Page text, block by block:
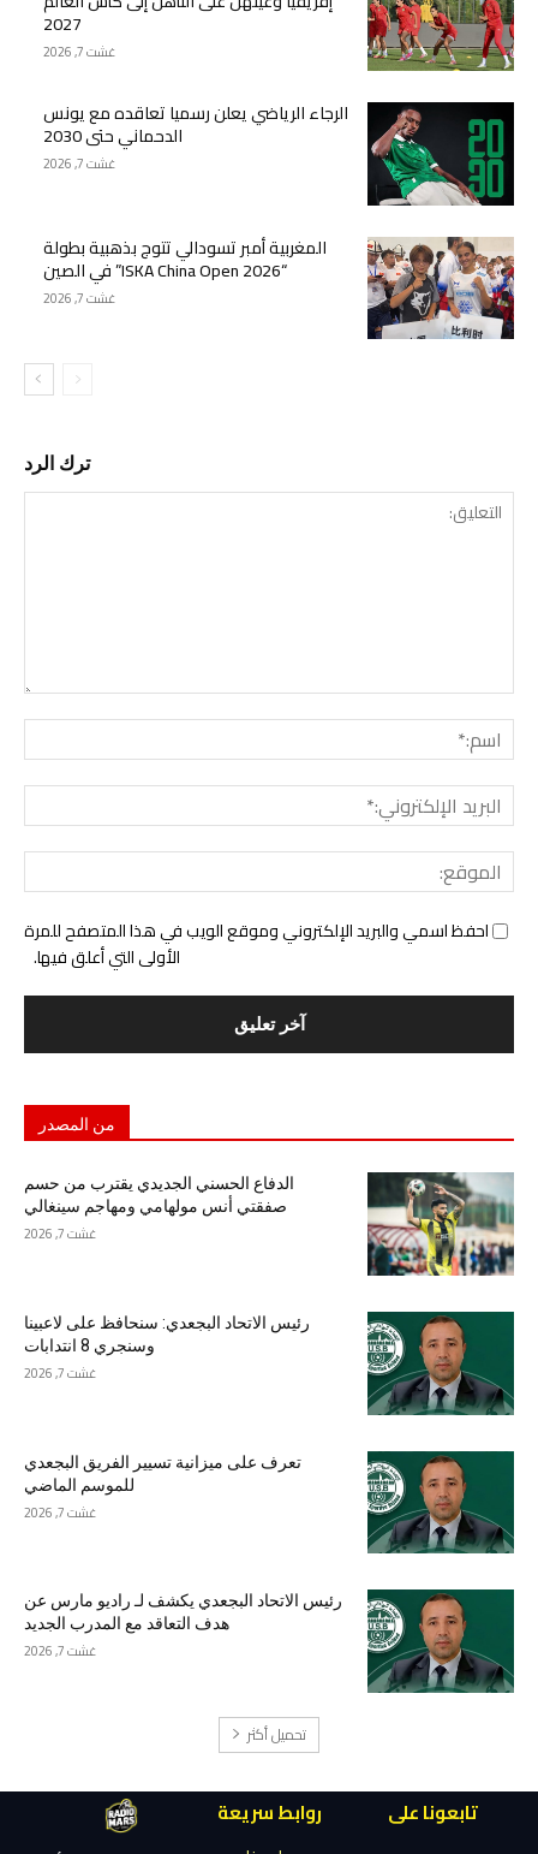
2027
غشت 7, 2026
الرجاء الرياضي يعلن رسميا تعاقده مع يونس
الدحماني حتى 2030
غشت 7, 2026
المغربية أمبر تسودالي تتوج بذهبية بطولة
“ISKA China Open 2026” في الصين
غشت 7, 2026
ترك الرد
احفظ اسمي والبريد الإلكتروني وموقع الويب في هذا المتصفح للمرة
الأولى التي أعلق فيها.
من المصدر
الدفاع الحسني الجديدي يقترب من حسم
صفقتي أنس مولهامي ومهاجم سينغالي
غشت 7, 2026
رئيس الاتحاد البجعدي: سنحافظ على لاعبينا
وسنجري 8 انتدابات
غشت 7, 2026
تعرف على ميزانية تسيير الفريق البجعدي
للموسم الماضي
غشت 7, 2026
رئيس الاتحاد البجعدي يكشف لـ راديو مارس عن
هدف التعاقد مع المدرب الجديد
غشت 7, 2026
تحميل أكثر
تابعونا على
روابط سريعة